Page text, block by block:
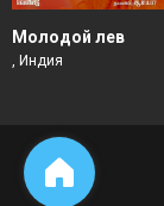
Молодой лев
, Индия